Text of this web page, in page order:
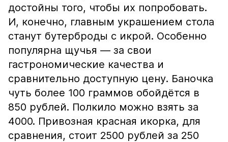
достойны того, чтобы их попробовать.
И, конечно, главным украшением стола
станут бутерброды с икрой. Особенно
популярна щучья — за свои
гастрономические качества и
сравнительно доступную цену. Баночка
чуть более 100 граммов обойдётся в
850 рублей. Полкило можно взять за
4000. Привозная красная икорка, для
сравнения, стоит 2500 рублей за 250